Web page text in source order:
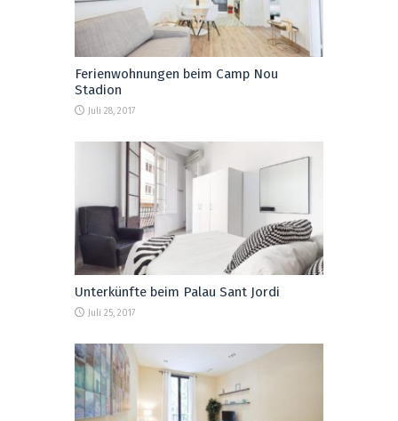
Ferienwohnungen beim Camp Nou
Stadion
Juli 28, 2017
Unterkünfte beim Palau Sant Jordi
Juli 25, 2017